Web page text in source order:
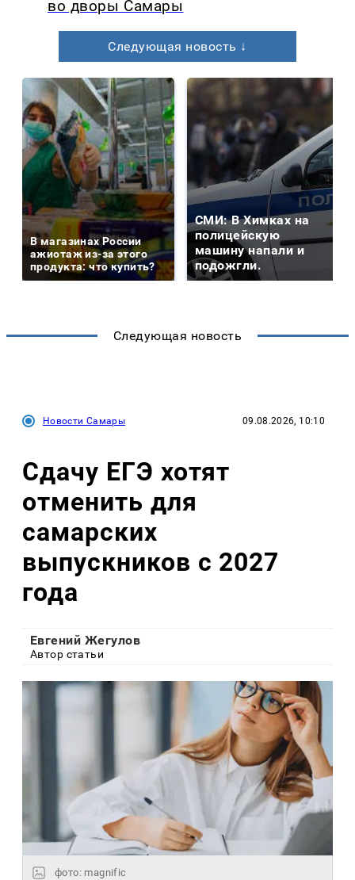
во дворы Самары
Следующая новость ↓
В магазинах России
ажиотаж из-за этого
продукта: что купить?
СМИ: В Химках на
полицейскую
машину напали и
подожгли.
Следующая новость
Новости Самары 09.08.2026, 10:10
Сдачу ЕГЭ хотят
отменить для
самарских
выпускников с 2027
года
Евгений Жегулов
Автор статьи
фото: magnific